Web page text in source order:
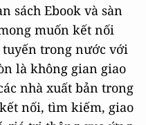
sách Ebook và sàn
muốn kết nối
trong nước với
là không gian giao
nhà xuất bản trong
nối, tìm kiếm, giao